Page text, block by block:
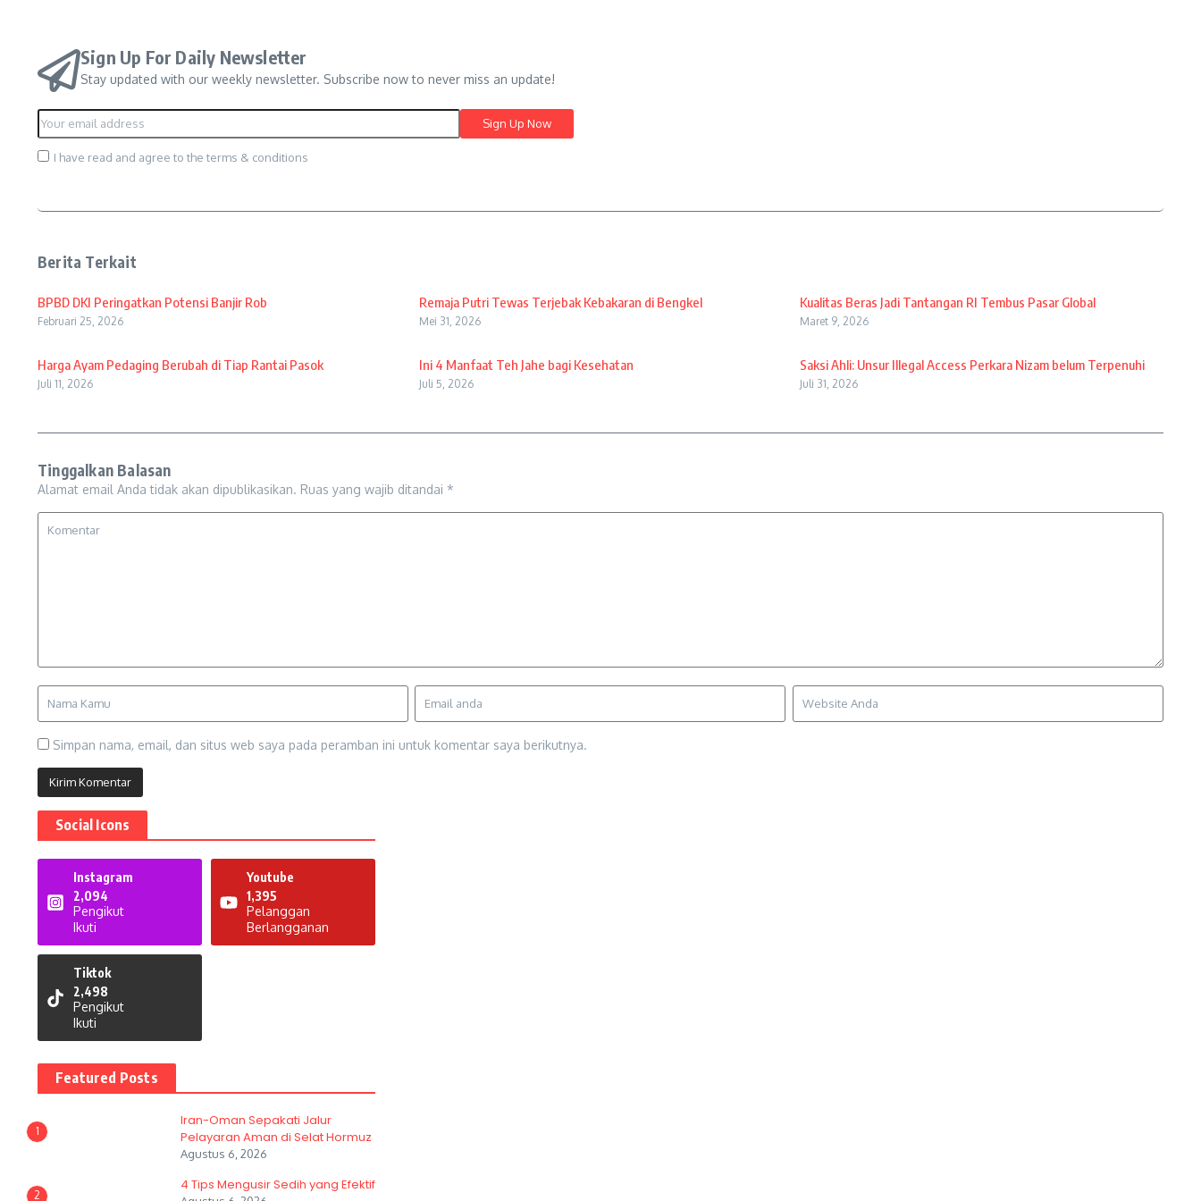
Sign Up For Daily Newsletter
Stay updated with our weekly newsletter. Subscribe now to never miss an update!
I have read and agree to the terms & conditions
Berita Terkait
BPBD DKI Peringatkan Potensi Banjir Rob
Februari 25, 2026
Remaja Putri Tewas Terjebak Kebakaran di Bengkel
Mei 31, 2026
Kualitas Beras Jadi Tantangan RI Tembus Pasar Global
Maret 9, 2026
Harga Ayam Pedaging Berubah di Tiap Rantai Pasok
Juli 11, 2026
Ini 4 Manfaat Teh Jahe bagi Kesehatan
Juli 5, 2026
Saksi Ahli: Unsur Illegal Access Perkara Nizam belum Terpenuhi
Juli 31, 2026
Tinggalkan Balasan
Alamat email Anda tidak akan dipublikasikan. Ruas yang wajib ditandai *
Simpan nama, email, dan situs web saya pada peramban ini untuk komentar saya berikutnya.
Social Icons
Instagram
2,094
Pengikut
Ikuti
Youtube
1,395
Pelanggan
Berlangganan
Tiktok
2,498
Pengikut
Ikuti
Featured Posts
1
Iran-Oman Sepakati Jalur
Pelayaran Aman di Selat Hormuz
Agustus 6, 2026
2
4 Tips Mengusir Sedih yang Efektif